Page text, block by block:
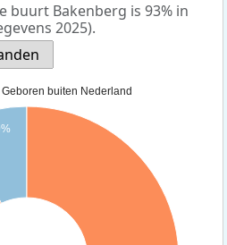
buurt Bakenberg is 93% in
2025).
Geboren buiten Nederland